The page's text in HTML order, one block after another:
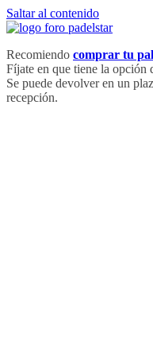
Saltar al contenido
Recomiendo comprar tu
Fíjate en que tiene la
Se puede devolver en un
recepción.